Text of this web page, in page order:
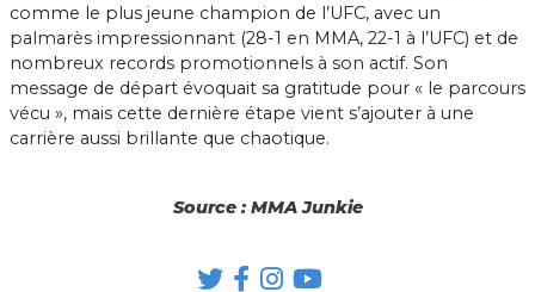
comme le plus jeune champion de l’UFC, avec un
palmarès impressionnant (28-1 en MMA, 22-1 à l’UFC) et de
nombreux records promotionnels à son actif. Son
message de départ évoquait sa gratitude pour « le parcours
vécu », mais cette dernière étape vient s’ajouter à une
carrière aussi brillante que chaotique.
Source : MMA Junkie